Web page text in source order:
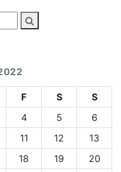
F S
S
4 5
6
11 12
13
18 19
20